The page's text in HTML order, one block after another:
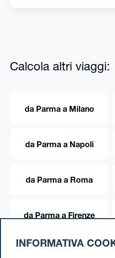
Calcola altri viaggi:
da Parma a Milano
da Parma a Napoli
da Parma a Roma
da Parma a Firenze
INFORMATIVA